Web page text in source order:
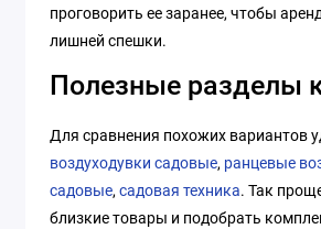
проговорить ее заранее, чтобы
лишней спешки.
Полезные разделы
Для сравнения похожих вариантов
воздуходувки садовые, ранцевые
садовые,садовая техника. Так
близкие товары и подобрать